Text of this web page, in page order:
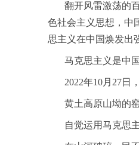
翻开风雷激荡的百
色社会主义思想，中
思主义在中国焕发出
马克思主义是中国
2022年10月27日，
黄土高原山坳的窑
自觉运用马克思主